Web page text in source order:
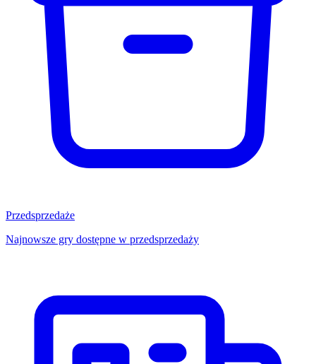
Przedsprzedaże
Najnowsze gry dostępne w przedsprzedaży